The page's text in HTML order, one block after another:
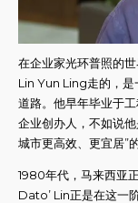
在企业家光环普照的
Lin Yun Ling走的，是
道路。他早年毕业于
企业创办人，不如说
城市更高效、更宜居”
1980年代，马来西亚
Dato’ Lin正是在这一